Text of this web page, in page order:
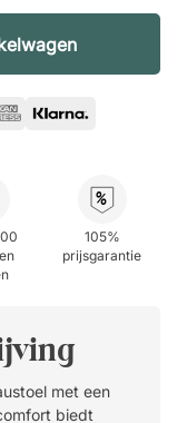
%
105%
prijsgarantie
met een
biedt